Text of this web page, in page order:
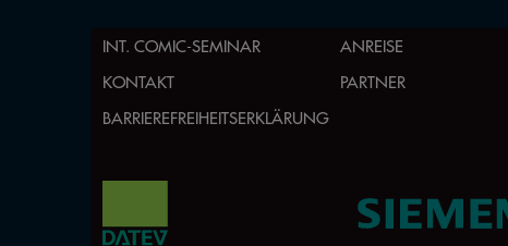
INT. COMIC-SEMINAR ANREISE
KONTAKT
PARTNER
BARRIEREFREIHEITSERKLÄRUNG